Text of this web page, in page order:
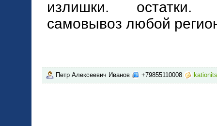
излишки. остатки.
самовывоз любой
Петр Алексеевич Иванов +79855110008